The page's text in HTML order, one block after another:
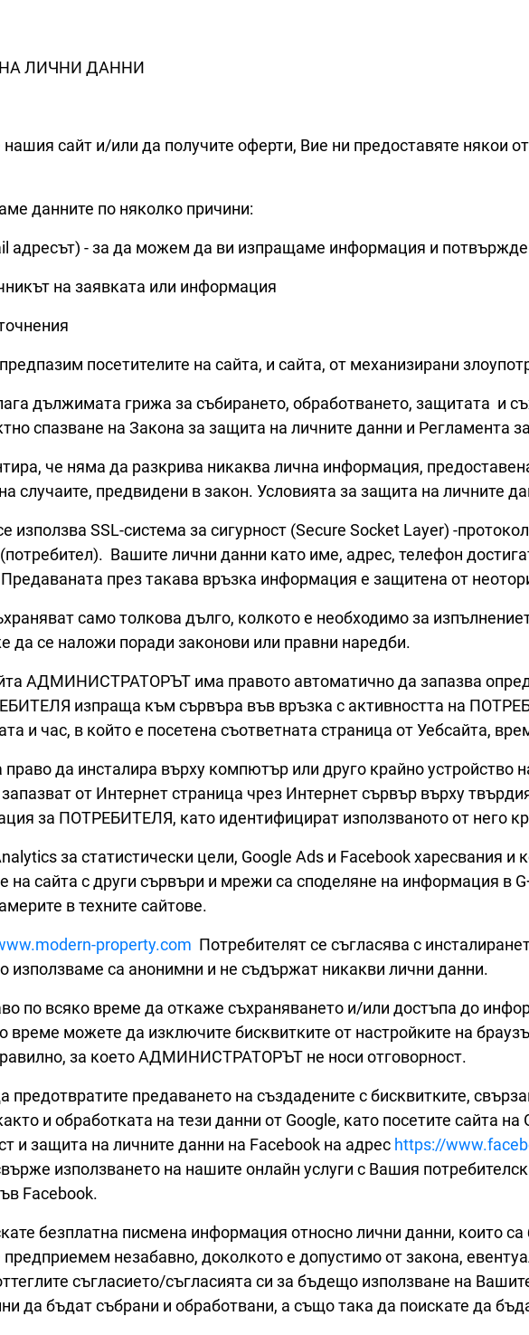
ЛИЧНИ ДАННИ
сайт и/или да получите оферти, Вие ни предоставяте някои
данните по няколко причини:
адресът) - за да можем да ви изпращаме информация и
на заявката или информация
посетителите на сайта, и сайта, от механизирани
дължимата грижа за събирането, обработването, защитата и
спазване на Закона за защита на личните данни и Регламента
че няма да разкрива никаква лична информация, предоставена
случаите, предвидени в закон. Условията за защита на личните
използва SSL-система за сигурност (Secure Socket Layer) -
Вашите лични данни като име, адрес, телефон
през такава връзка информация е защитена от
само толкова дълго, колкото е необходимо за
да се наложи поради законови или правни наредби.
АДМИНИСТРАТОРЪТ има правото автоматично да запазва
изпраща към сървъра във връзка с активността на
и час, в който е посетена съответната страница от Уебсайта,
да инсталира върху компютър или друго крайно устройство
от Интернет страница чрез Интернет сървър върху
за ПОТРЕБИТЕЛЯ, като идентифицират използваното от него
за статистически цели, Google Ads и Facebook харесвания
на сайта с други сървъри и мрежи са споделяне на информация в
в техните сайтове.
property.com Потребителят се съгласява с
използваме са анонимни и не съдържат никакви лични данни.
по всяко време да откаже съхраняването и/или достъпа до
време можете да изключите бисквитките от настройките на
за което АДМИНИСТРАТОРЪТ не носи отговорност.
предаването на създадените с бисквитките,
и обработката на тези данни от Google, като посетите сайта
и защита на личните данни на Facebook на адрес https://
използването на нашите онлайн услуги с Вашия
Facebook.
безплатна писмена информация относно лични данни,
незабавно, доколкото е допустимо от закона,
съгласието/съгласията си за бъдещо използване на
да бъдат събрани и обработвани, а също така да поискате да